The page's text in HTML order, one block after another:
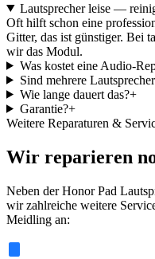
Lautsprecher leise —
Oft hilft schon eine
Gitter, das ist günstiger. Bei
wir das Modul.
Was kostet eine Audio-
Sind mehrere
Wie lange dauert das?+
Garantie?+
Weitere Reparaturen &
Wir reparieren
Neben der Honor Pad
wir zahlreiche weitere
Meidling an: